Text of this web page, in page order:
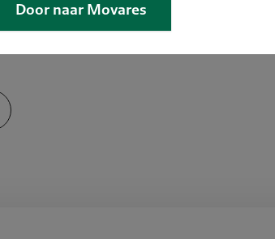
is het
en kwaliteiten, intensiveren van
Door naar Movares